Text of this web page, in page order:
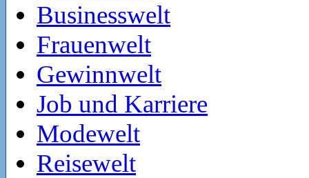
Businesswelt
Frauenwelt
Gewinnwelt
Job und Karriere
Modewelt
Reisewelt